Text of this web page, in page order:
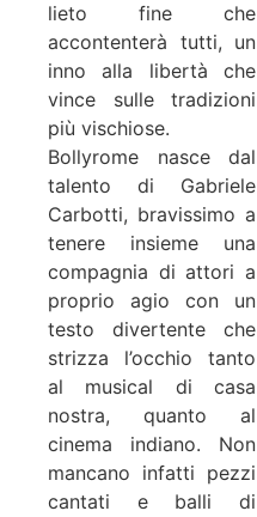
lieto fine che
accontenterà tutti, un
inno alla libertà che
vince sulle tradizioni
più vischiose.
Bollyrome nasce dal
talento di Gabriele
Carbotti, bravissimo a
tenere insieme una
compagnia di attori a
proprio agio con un
testo divertente che
strizza l’occhio tanto
al musical di casa
nostra, quanto al
cinema indiano. Non
mancano infatti pezzi
cantati e balli di